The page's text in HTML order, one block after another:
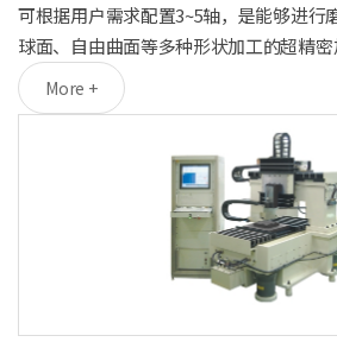
可根据用户需求配置3~5轴，是能够进行
球面、自由曲面等多种形状加工的超精密
More +